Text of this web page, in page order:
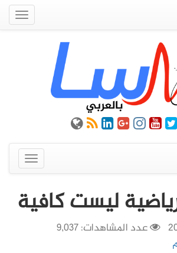
عرض
القائمة
ليست كافية
عدد المشاهدات: 9,037